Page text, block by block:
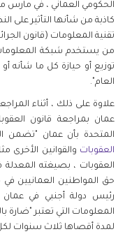
الحكومي العماني ، في مارس
كاذبة من شأنها التأثير على
من يستخدم شبكة المعلومات
توزيع أو حيازة كل ما شأنه
العام".
علاوة على ذلك ، أثناء
عمان بمراجعة قانون
المتحدة بأن عمان "تضمن
العقوبات والقوانين
حق المواطنين العمانيين في
رئيس دولة أجنبي في عمان
لمدة أقصاها ثلاث سنوات